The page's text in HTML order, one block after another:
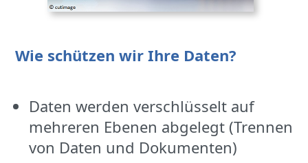
Wie schützen wir Ihre Daten?
Daten werden verschlüsselt auf
mehreren Ebenen abgelegt (Trennen
von Daten und Dokumenten)